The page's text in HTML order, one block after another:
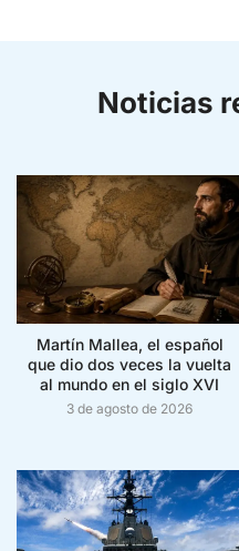
Noticias
Martín Mallea, el español
que dio dos veces la vuelta
al mundo en el siglo XVI
3 de agosto de 2026